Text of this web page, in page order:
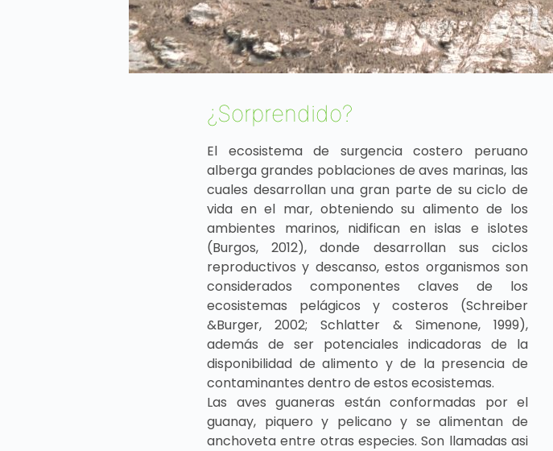
¿Sorprendido?
El ecosistema de surgencia costero peruano
alberga grandes poblaciones de aves marinas, las
cuales desarrollan una gran parte de su ciclo de
vida en el mar, obteniendo su alimento de los
ambientes marinos, nidifican en islas e islotes
(Burgos, 2012), donde desarrollan sus ciclos
reproductivos y descanso, estos organismos son
considerados componentes claves de los
ecosistemas pelágicos y costeros (Schreiber
&Burger, 2002; Schlatter & Simenone, 1999),
además de ser potenciales indicadoras de la
disponibilidad de alimento y de la presencia de
contaminantes dentro de estos ecosistemas.
Las aves guaneras están conformadas por el
guanay, piquero y pelicano y se alimentan de
anchoveta entre otras especies. Son llamadas asi